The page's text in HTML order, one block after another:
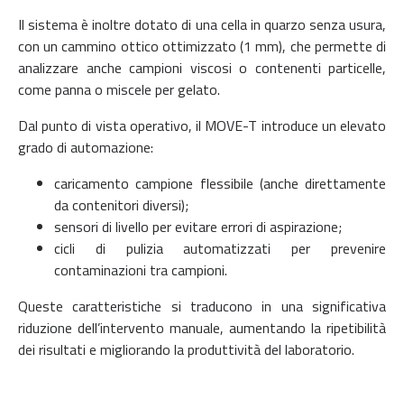
Il sistema è inoltre dotato di una cella in quarzo senza usura,
con un cammino ottico ottimizzato (1 mm), che permette di
analizzare anche campioni viscosi o contenenti particelle,
come panna o miscele per gelato.
Dal punto di vista operativo, il MOVE-T introduce un elevato
grado di automazione:
caricamento campione flessibile (anche direttamente
da contenitori diversi);
sensori di livello per evitare errori di aspirazione;
cicli di pulizia automatizzati per prevenire
contaminazioni tra campioni.
Queste caratteristiche si traducono in una significativa
riduzione dell’intervento manuale, aumentando la ripetibilità
dei risultati e migliorando la produttività del laboratorio.